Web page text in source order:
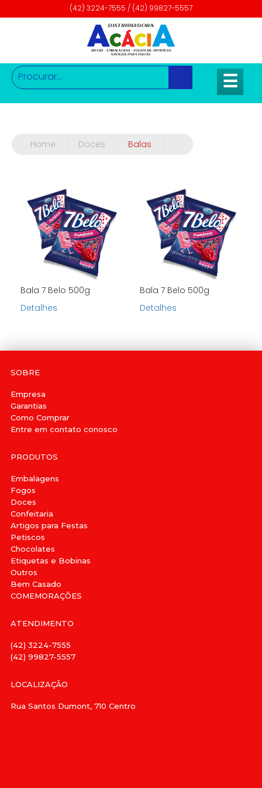
(42) 3224-7555 / (42) 99827-5557
☰
Home Doces Balas
Bala 7 Belo 500g
Detalhes
Bala 7 Belo 500g
Detalhes
SOBRE
Empresa
Garantias
Como Comprar
Entre em contato conosco
PRODUTOS
Embalagens
Fogos
Doces
Confeitaria
Artigos para Festas
Petiscos
Chocolates
Etiquetas e Bobinas
Outros
Bem Casado
COMEMORAÇÕES
ATENDIMENTO
(42) 3224-7555
(42) 99827-5557
LOCALIZAÇÃO
Rua Santos Dumont, 710 Centro